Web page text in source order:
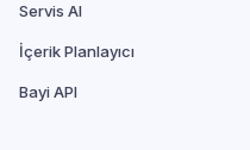
Servis AI
İçerik Planlayıcı
Bayi API